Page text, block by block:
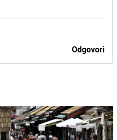
Odgovori